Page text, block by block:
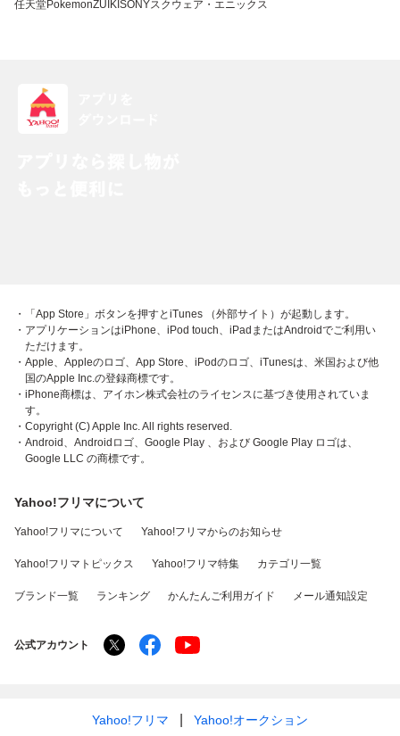
任天堂PokemonZUIKI SONYスクウェア・エニックス
・「App Store」ボタンを押すとiTunes （外部サイト）が起動します。
・アプリケーションはiPhone、iPod touch、iPadまたはAndroidでご利用い
ただけます。
・Apple、Appleのロゴ、App Store、iPodのロゴ、iTunesは、米国および他
国のApple Inc.の登録商標です。
・iPhone商標は、アイホン株式会社のライセンスに基づき使用されていま
す。
・Copyright (C) Apple Inc. All rights reserved.
・Android、Androidロゴ、Google Play 、および Google Play ロゴは、
Google LLC の商標です。
Yahoo!フリマについて
Yahoo!フリマについて Yahoo!フリマからのお知らせ
Yahoo!フリマトピックス Yahoo!フリマ特集 カテゴリ一覧
ブランド一覧 ランキング かんたんご利用ガイド メール通知設定
公式アカウント
Yahoo!フリマ Yahoo!オークション